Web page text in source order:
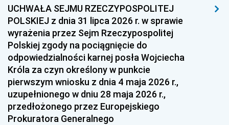
UCHWAŁA SEJMU RZECZYPOSPOLITEJ
POLSKIEJ z dnia 31 lipca 2026 r. w sprawie
wyrażenia przez Sejm Rzeczypospolitej
Polskiej zgody na pociągnięcie do
odpowiedzialności karnej posła Wojciecha
Króla za czyn określony w punkcie
pierwszym wniosku z dnia 4 maja 2026 r.,
uzupełnionego w dniu 28 maja 2026 r.,
przedłożonego przez Europejskiego
Prokuratora Generalnego